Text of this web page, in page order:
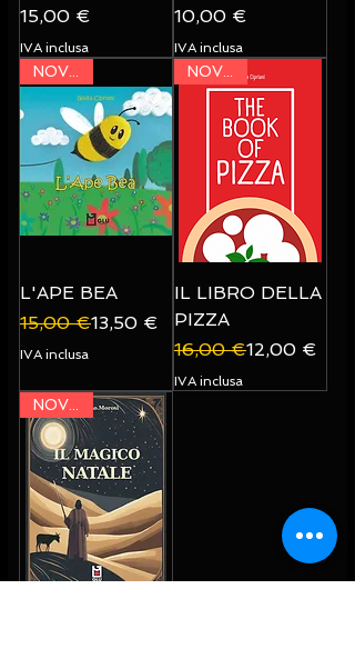
Prezzo
15,00 €
IVA inclusa
Prezzo
10,00 €
IVA inclusa
NOVITA'
L'APE BEA
Prezzo regolare
15,00 €
Prezzo scontato
13,50 €
IVA inclusa
NOVITA'
IL LIBRO DELLA
PIZZA
Prezzo regolare
16,00 €
Prezzo scontato
12,00 €
IVA inclusa